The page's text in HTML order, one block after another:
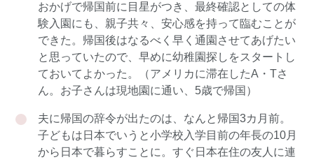
おかげで帰国前に目星がつき、最終確認としての体
験入園にも、親子共々、安心感を持って臨むことが
できた。帰国後はなるべく早く通園させてあげたい
と思っていたので、早めに幼稚園探しをスタートし
ておいてよかった。（アメリカに滞在したA・Tさ
ん。お子さんは現地園に通い、5歳で帰国）
夫に帰国の辞令が出たのは、なんと帰国3カ月前。
子どもは日本でいうと小学校入学目前の年長の10月
から日本で暮らすことに。すぐ日本在住の友人に連